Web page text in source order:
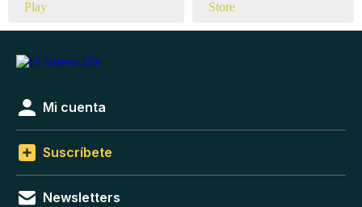
Mi cuenta
Suscríbete
Newsletters